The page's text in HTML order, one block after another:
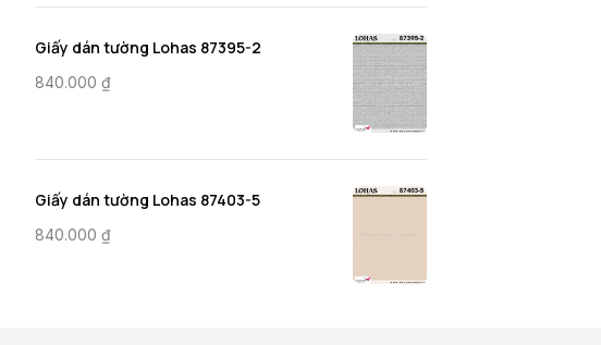
Giấy dán tường Lohas 87395-2
840.000 ₫
Giấy dán tường Lohas 87403-5
840.000 ₫